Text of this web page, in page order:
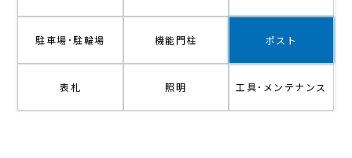
駐車場･駐輪場 機能門柱 ポスト
表札 照明 工具･メンテナンス